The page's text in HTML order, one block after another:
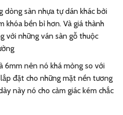
dòng sàn nhựa tự dán khác bởi
khóa bền bỉ hơn. Và giá thành
với những ván sàn gỗ thuộc
6mm nên nó khá mỏng so với
đặt cho những mặt nền tương
này nó cho cảm giác kém chắc